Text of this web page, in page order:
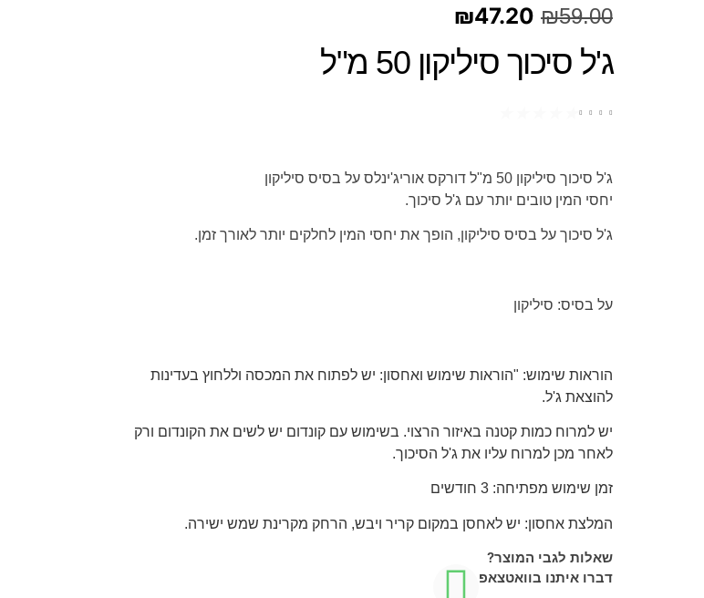
₪59.00
₪47.20
ג'ל סיכוך סיליקון 50 מ"ל
ג'ל סיכוך סיליקון 50 מ"ל דורקס אוריג'ינלס על בסיס סיליקון
יחסי המין טובים יותר עם ג'ל סיכוך.
ג'ל סיכוך על בסיס סיליקון, הופך את יחסי המין לחלקים יותר לאורך זמן.
על בסיס: סיליקון
הוראות שימוש: "הוראות שימוש ואחסון: יש לפתוח את המכסה וללחוץ בעדינות
להוצאת ג'ל.
יש למרוח כמות קטנה באיזור הרצוי. בשימוש עם קונדום יש לשים את הקונדום ורק
לאחר מכן למרוח עליו את ג'ל הסיכוך.
זמן שימוש מפתיחה:
המלצת אחסון: יש לאחסן במקום קריר ויבש, הרחק מקרינת שמש ישירה.
שאלות לגבי המוצר?
דברו איתנו בוואטצאפ